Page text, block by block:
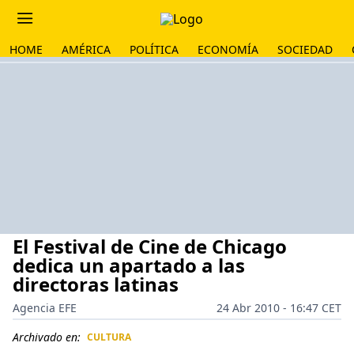
HOME AMÉRICA POLÍTICA ECONOMÍA SOCIEDAD
El Festival de Cine de Chicago
dedica un apartado a las
directoras latinas
Agencia EFE
24 Abr 2010 - 16:47 CET
Archivado en: CULTURA